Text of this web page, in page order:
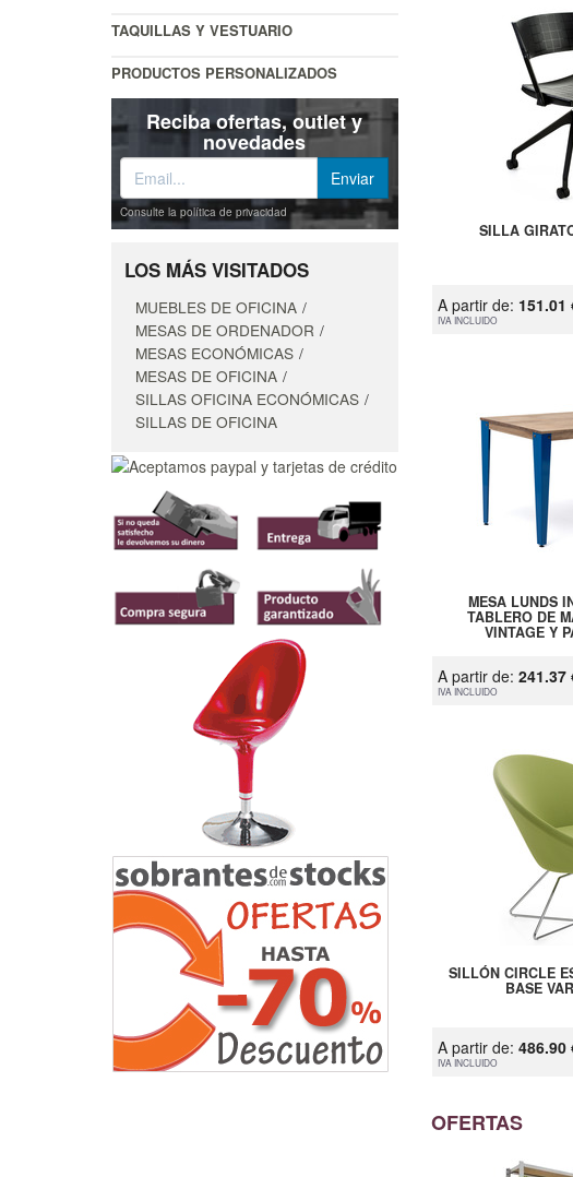
TAQUILLAS Y VESTUARIO
PRODUCTOS PERSONALIZADOS
Reciba ofertas, outlet y
novedades
Consulte la política de privacidad
LOS MÁS VISITADOS
MUEBLES DE OFICINA
MESAS DE ORDENADOR
MESAS ECONÓMICAS
MESAS DE OFICINA
SILLAS OFICINA ECONÓMICAS
SILLAS DE OFICINA
SILLA
A partir de: 151.01
IVA INCLUIDO
MESA LUNDS
TABLERO DE
VINTAGE Y
A partir de: 241.37
IVA INCLUIDO
SILLÓN CIRCLE
BASE
A partir de: 486.90
IVA INCLUIDO
OFERTAS